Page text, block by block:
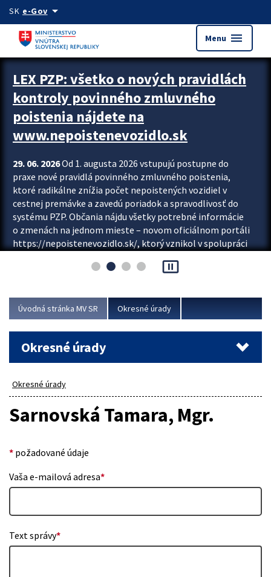
Preskocit na hlavný obsah
SK e-Govarrow_drop_down
Menu menu
Zastavit automatický posun upútavok
LEX PZP: všetko o nových pravidlách
kontroly povinného zmluvného
poistenia nájdete na
www.nepoistenevozidlo.sk
29. 06. 2026Od 1. augusta 2026 vstupujú postupne do
praxe nové pravidlá povinného zmluvného poistenia,
ktoré radikálne znížia počet nepoistených vozidiel v
cestnej premávke a zavedú poriadok a spravodlivosť do
systému PZP. Občania nájdu všetky potrebné informácie
o zmenách na jednom mieste – novom oficiálnom portáli
https://nepoistenevozidlo.sk/, ktorý vznikol v spolupráci
asociácie poisťovní (SLASPO) a Ministerstva vnútra SR.
Viac
pause_presentation
Úvodná stránka MV SR Okresné úrady
Okresné úrady
Okresné úrady
Sarnovská Tamara, Mgr.
* požadované údaje
Vaša e-mailová adresa*
Text správy*